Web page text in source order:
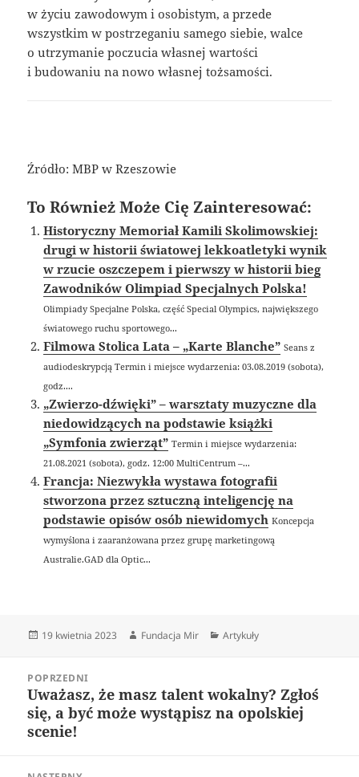
w życiu zawodowym i osobistym, a przede
wszystkim w postrzeganiu samego siebie, walce
o utrzymanie poczucia własnej wartości
i budowaniu na nowo własnej tożsamości.
Źródło: MBP w Rzeszowie
To Również Może Cię Zainteresować:
Historyczny Memoriał Kamili Skolimowskiej:
drugi w historii światowej lekkoatletyki wynik
w rzucie oszczepem i pierwszy w historii bieg
Zawodników Olimpiad Specjalnych Polska!
Olimpiady Specjalne Polska, część Special Olympics, największego
światowego ruchu sportowego...
Filmowa Stolica Lata – „Karte Blanche” Seans z
audiodeskrypcją Termin i miejsce wydarzenia: 03.08.2019 (sobota),
godz....
„Zwierzo-dźwięki” – warsztaty muzyczne dla
niedowidzących na podstawie książki
„Symfonia zwierząt” Termin i miejsce wydarzenia:
21.08.2021 (sobota), godz. 12:00 MultiCentrum –...
Francja: Niezwykła wystawa fotografii
stworzona przez sztuczną inteligencję na
podstawie opisów osób niewidomych Koncepcja
wymyślona i zaaranżowana przez grupę marketingową
Australie.GAD dla Optic...
Data
19 kwietnia 2023 Autor
Fundacja Mir Kategorie
Artykuły
wpisuPOPRZEDNI
Poprzedni
wpis:
Uważasz, że masz talent wokalny? Zgłoś
się, a być może wystąpisz na opolskiej
scenie!